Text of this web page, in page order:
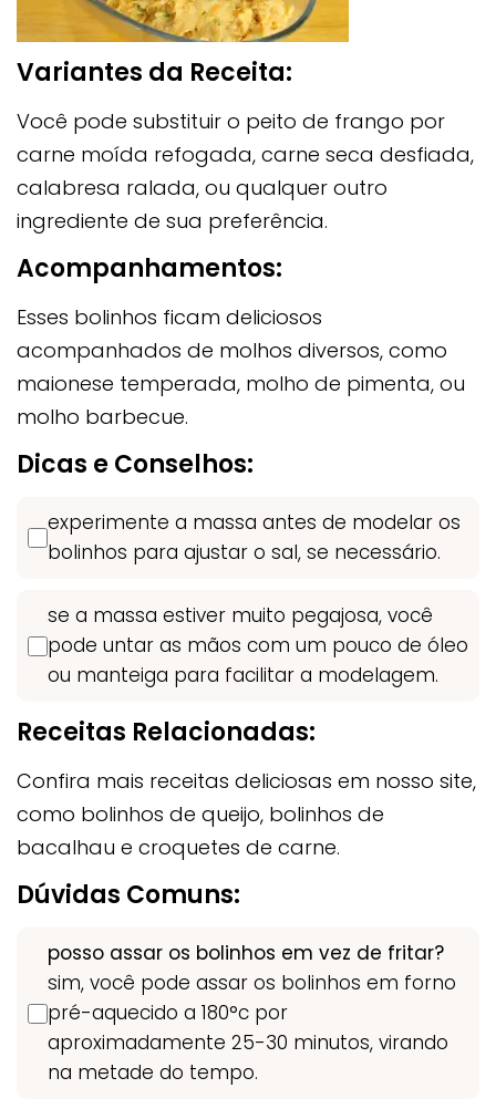
Variantes da Receita:
Você pode substituir o peito de frango por
carne moída refogada, carne seca desfiada,
calabresa ralada, ou qualquer outro
ingrediente de sua preferência.
Acompanhamentos:
Esses bolinhos ficam deliciosos
acompanhados de molhos diversos, como
maionese temperada, molho de pimenta, ou
molho barbecue.
Dicas e Conselhos:
experimente a massa antes de modelar os
bolinhos para ajustar o sal, se necessário.
se a massa estiver muito pegajosa, você
pode untar as mãos com um pouco de óleo
ou manteiga para facilitar a modelagem.
Receitas Relacionadas:
Confira mais receitas deliciosas em nosso site,
como bolinhos de queijo, bolinhos de
bacalhau e croquetes de carne.
Dúvidas Comuns:
posso assar os bolinhos em vez de fritar?
sim, você pode assar os bolinhos em forno
pré-aquecido a 180°c por
aproximadamente 25-30 minutos, virando
na metade do tempo.